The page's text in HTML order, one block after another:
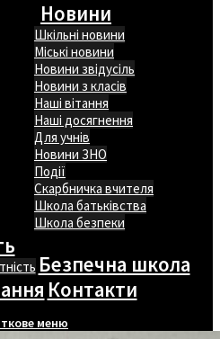
Новини
Шкільні новини
Міські новини
Новини звідусіль
Новини з класів
Наші вітання
Наші досягнення
Для учнів
Новини ЗНО
Події
Скарбничка вчителя
Школа батьківства
Школа безпеки
Безпечна школа
Контакти
меню